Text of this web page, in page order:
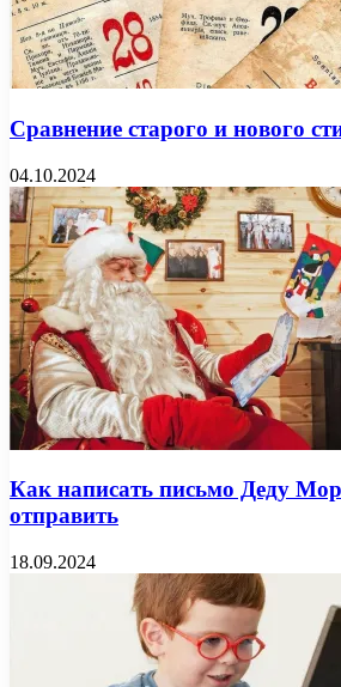
Сравнение старого и нового
04.10.2024
Как написать письмо Деду
отправить
18.09.2024